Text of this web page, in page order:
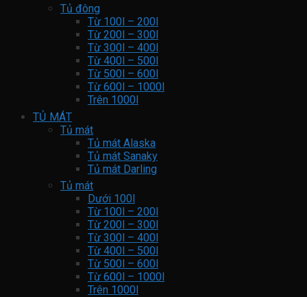
Tủ đông
Từ 100l – 200l
Từ 200l – 300l
Từ 300l – 400l
Từ 400l – 500l
Từ 500l – 600l
Từ 600l – 1000l
Trên 1000l
TỦ MÁT
Tủ mát
Tủ mát Alaska
Tủ mát Sanaky
Tủ mát Darling
Tủ mát
Dưới 100l
Từ 100l – 200l
Từ 200l – 300l
Từ 300l – 400l
Từ 400l – 500l
Từ 500l – 600l
Từ 600l – 1000l
Trên 1000l